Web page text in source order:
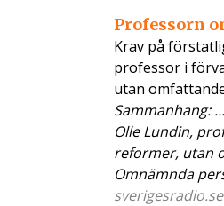
Professorn
Krav på
professor i
utan
Sammanhang:
Olle Lundin,
reformer, utan
Omnämnda